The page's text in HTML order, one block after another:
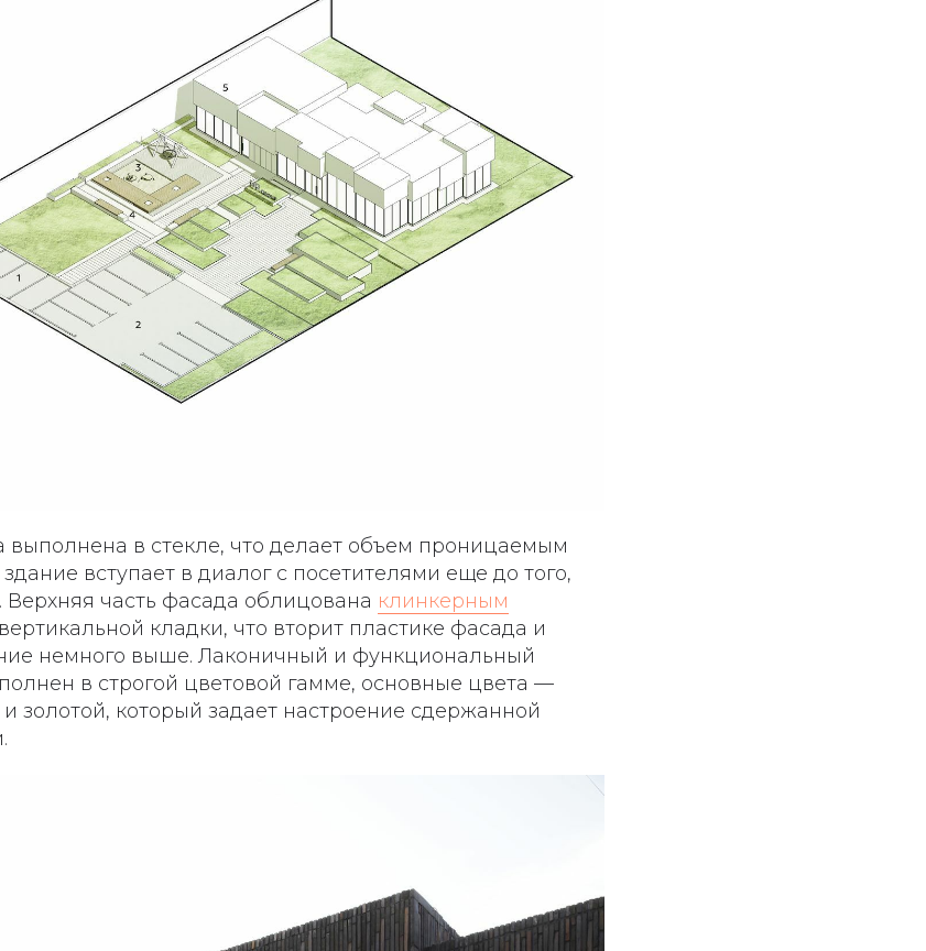
выполнена в стекле, что делает объем проницаемым
вступает в диалог с посетителями еще до того,
Верхняя часть фасада облицована клинкерным
вертикальной кладки, что вторит пластике фасада и
немного выше. Лаконичный и функциональный
в строгой цветовой гамме, основные цвета —
золотой, который задает настроение сдержанной